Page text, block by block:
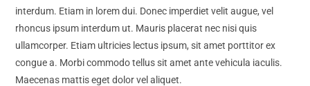
interdum. Etiam in lorem dui. Donec imperdiet velit augue, vel
rhoncus ipsum interdum ut. Mauris placerat nec nisi quis
ullamcorper. Etiam ultricies lectus ipsum, sit amet porttitor ex
congue a. Morbi commodo tellus sit amet ante vehicula iaculis.
Maecenas mattis eget dolor vel aliquet.